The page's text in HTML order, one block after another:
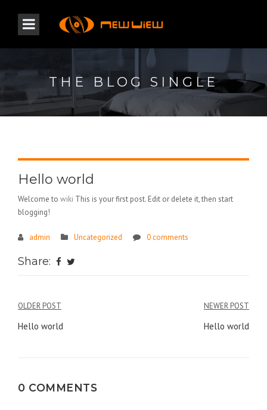
THE BLOG SINGLE
Hello world
Welcome to wiki This is your first post. Edit or delete it, then start
blogging!
admin Uncategorized 0 comments
Share:
Điều
hướng
OLDER POST
Hello world
NEWER POST
Hello world
0 COMMENTS